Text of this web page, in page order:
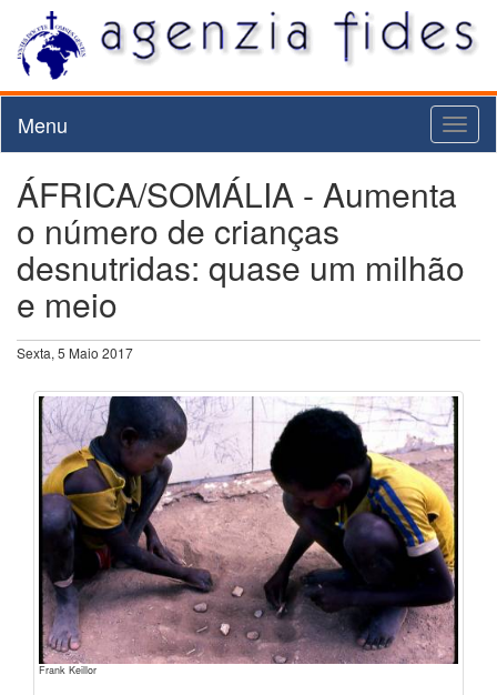
Menu
ÁFRICA/SOMÁLIA - Aumenta
o número de crianças
desnutridas: quase um milhão
e meio
Sexta, 5 Maio 2017
Frank Keillor